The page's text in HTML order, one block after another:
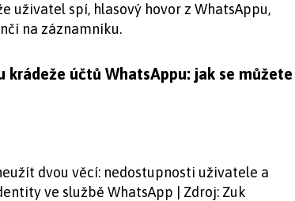
uživatel spí, hlasový hovor z WhatsAppu,
na záznamníku.
účtů WhatsAppu: jak se můžete
dvou věcí: nedostupnosti uživatele a
ve službě WhatsApp | Zdroj: Zuk